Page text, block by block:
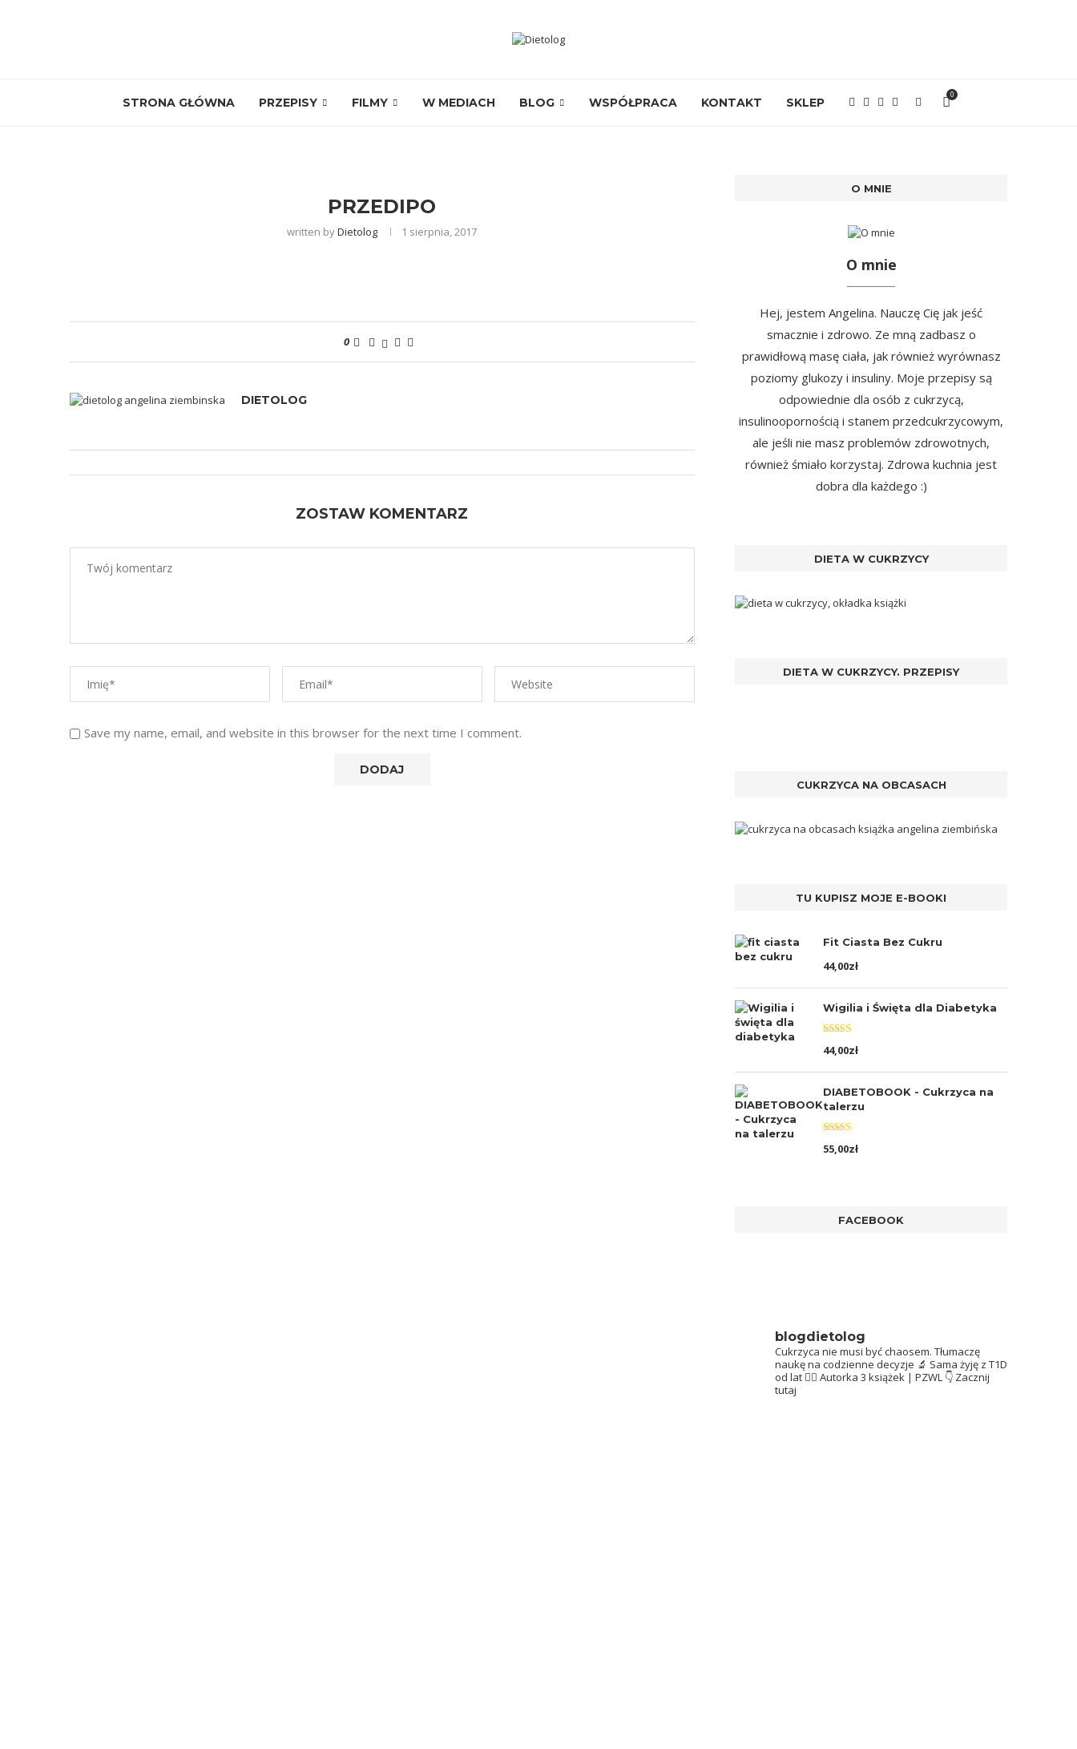
STRONA GŁÓWNA PRZEPISY FILMY W MEDIACH BLOG WSPÓŁPRACA KONTAKT SKLEP
0
PRZEDIPO
written byDietolog 1 sierpnia, 2017
0
DIETOLOG
ZOSTAW KOMENTARZ
Save my name, email, and website in this browser for the next time I comment.
O MNIE
O mnie
Hej, jestem Angelina. Nauczę Cię jak jeść
smacznie i zdrowo. Ze mną zadbasz o
prawidłową masę ciała, jak również wyrównasz
poziomy glukozy i insuliny. Moje przepisy są
odpowiednie dla osób z cukrzycą,
insulinoopornością i stanem przedcukrzycowym,
ale jeśli nie masz problemów zdrowotnych,
również śmiało korzystaj. Zdrowa kuchnia jest
dobra dla każdego :)
DIETA W CUKRZYCY
DIETA W CUKRZYCY. PRZEPISY
CUKRZYCA NA OBCASACH
TU KUPISZ MOJE E-BOOKI
Fit Ciasta Bez Cukru
44,00zł
Wigilia i Święta dla Diabetyka
Oceniono
5.00na 5
44,00zł
DIABETOBOOK - Cukrzyca na
talerzu
Oceniono
5.00na 5
55,00zł
FACEBOOK
blogdietolog
Cukrzyca nie musi być chaosem. Tłumaczę
naukę na codzienne decyzje 🔬 Sama żyję z T1D
od lat 👩‍⚕️ Autorka 3 książek | PZWL 👇 Zacznij
tutaj